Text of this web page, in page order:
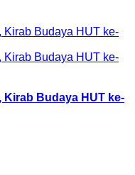
Budaya HUT ke-